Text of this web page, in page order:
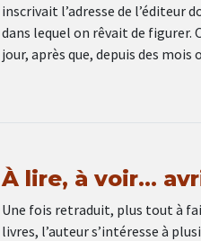
inscrivait l’adresse de l’éditeur
dans lequel on rêvait de
jour, après que, depuis des
À lire, à voir…
Une fois retraduit, plus tout à
livres, l’auteur s’intéresse à